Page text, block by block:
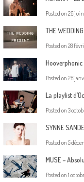
Posted on 26 juin
THE
Posted on 28
Hooverphonic
Posted on 26
La playlist
Posted on 3
SYNNE
Posted on 5
MUSE –
Posted on 1